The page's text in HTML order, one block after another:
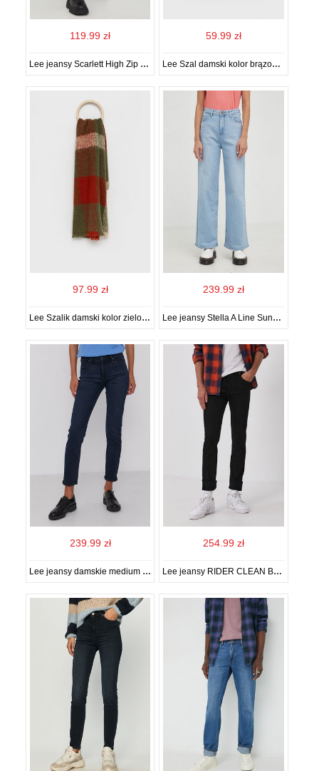
119.99 zł
Lee jeansy Scarlett High Zip Partly Cloudy damskie high waist
59.99 zł
Lee Szal damski kolor brązowy wzorzysty
97.99 zł
Lee Szalik damski kolor zielony wzorzysty
239.99 zł
Lee jeansy Stella A Line Sunbleach damskie high waist
239.99 zł
Lee jeansy damskie medium waist
254.99 zł
Lee jeansy RIDER CLEAN BLACK męskie